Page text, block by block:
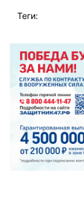
Теги: